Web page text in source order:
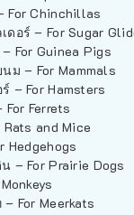
For Chinchillas
ดอร์ – For Sugar
For Guinea Pigs
ม – For Mammals
– For Hamsters
For Ferrets
and Mice
Hedgehogs
– For Prairie Dogs
For Meerkats